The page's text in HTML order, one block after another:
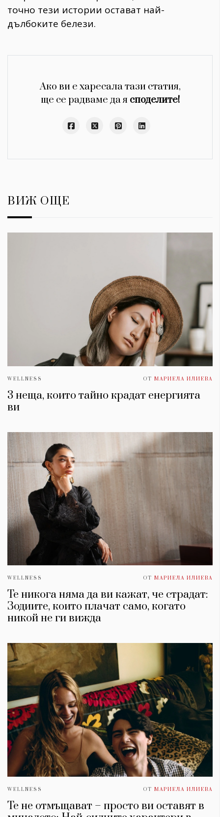
точно тези истории остават най-
дълбоките белези.
Ако ви е харесала тази статия,
ще се радваме да я споделите!
ВИЖ ОЩЕ
WELLNESS ОТ МАРИЕЛА ИЛИЕВА
3 неща, които тайно крадат енергията
ви
WELLNESS ОТ МАРИЕЛА ИЛИЕВА
Те никога няма да ви кажат, че страдат:
Зодиите, които плачат само, когато
никой не ги вижда
WELLNESS ОТ МАРИЕЛА ИЛИЕВА
Те не отмъщават – просто ви оставят в